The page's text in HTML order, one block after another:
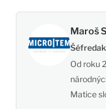
Maroš
Od roku
Matice